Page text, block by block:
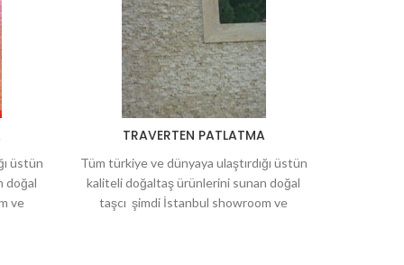
üstün
doğal
ve
TRAVERTEN PATLATMA
Tüm türkiye ve dünyaya ulaştırdığı üstün
kaliteli doğaltaş ürünlerini sunan doğal
taşcı şimdi İstanbul showroom ve